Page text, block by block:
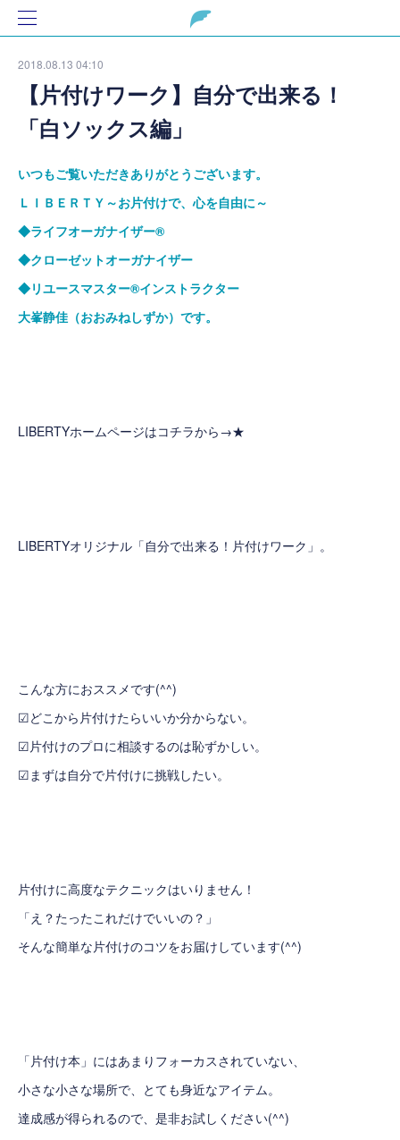
2018.08.13 04:10
【片付けワーク】自分で出来る！
「白ソックス編」
いつもご覧いただきありがとうございます。
ＬＩＢＥＲＴＹ～お片付けで、心を自由に～
◆ライフオーガナイザー®
◆クローゼットオーガナイザー
◆リユースマスター®インストラクター
大峯静佳（おおみねしずか）です。
LIBERTYホームページはコチラから→★
LIBERTYオリジナル「自分で出来る！片付けワーク」。
こんな方におススメです(^^)
☑どこから片付けたらいいか分からない。
☑片付けのプロに相談するのは恥ずかしい。
☑まずは自分で片付けに挑戦したい。
片付けに高度なテクニックはいりません！
「え？たったこれだけでいいの？」
そんな簡単な片付けのコツをお届けしています(^^)
「片付け本」にはあまりフォーカスされていない、
小さな小さな場所で、とても身近なアイテム。
達成感が得られるので、是非お試しください(^^)